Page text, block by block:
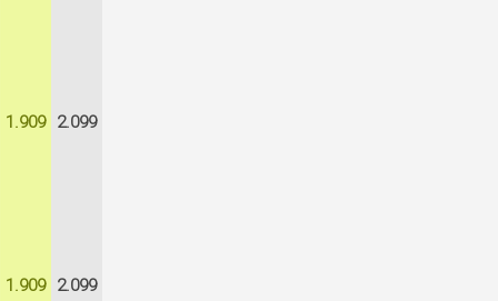
1.909 2.099
1.909 2.099